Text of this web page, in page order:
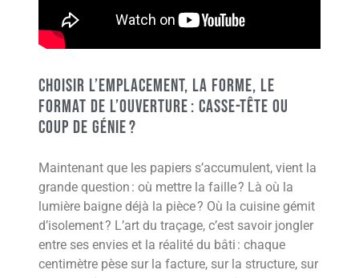
Choisir l’emplacement, la forme, le
format de l’ouverture : casse-tête ou
coup de génie ?
Maintenant que les papiers s’accumulent, vient la
grande question : où mettre la faille ? Là où la
lumière baigne déjà la pièce ? Où la cuisine gémit
d’isolement ? L’art du traçage, c’est savoir jongler
entre ses envies et la réalité du bâti : chaque
centimètre pèse sur la facture, sur la structure, sur